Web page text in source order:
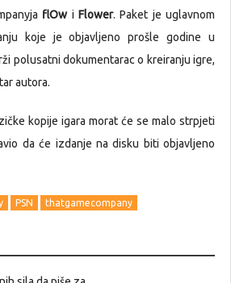
flOw i Flower. Paket je uglavnom
koje je objavljeno prošle godine u
polusatni dokumentarac o kreiranju igre,
autora.
kopije igara morat će se malo strpjeti
da će izdanje na disku biti objavljeno
PSN thatgamecompany